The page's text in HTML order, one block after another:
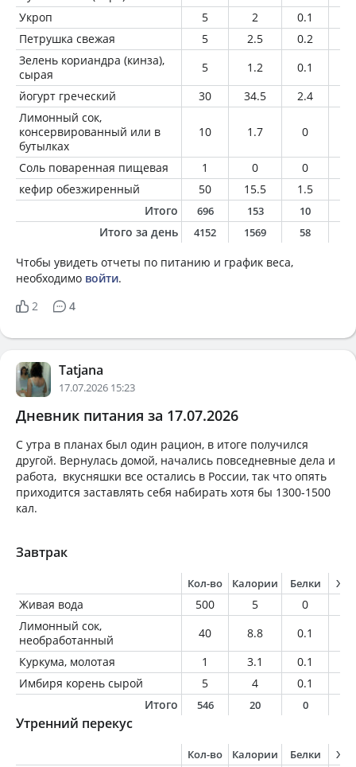
Укроп
5 2 0.1
Петрушка свежая
5 2.5 0.2
Зелень кориандра (кинза),
сырая
5 1.2 0.1
йогурт греческий
30 34.5 2.4
Лимонный сок,
консервированный или в
бутылках
10 1.7 0
Соль поваренная пищевая 1 0 0
кефир обезжиренный
50 15.5 1.5
Итого
696 153 10
Итого за день 4152 1569 58
Чтобы увидеть отчеты по питанию и график веса,
необходимо войти.
2
4
Tatjana
17.07.2026 15:23
Дневник питания за 17.07.2026
С утра в планах был один рацион, в итоге получился
другой. Вернулась домой, начались повседневные дела и
работа, вкусняшки все остались в России, так что опять
приходится заставлять себя набирать хотя бы 1300-1500
кал.
Завтрак
Кол-во Калории Белки
Живая вода 500 5 0
Лимонный сок,
необработанный
40 8.8 0.1
Куркума, молотая
1 3.1 0.1
Имбиря корень сырой
5 4 0.1
Итого
546 20 0
Утренний перекус
Кол-во Калории Белки